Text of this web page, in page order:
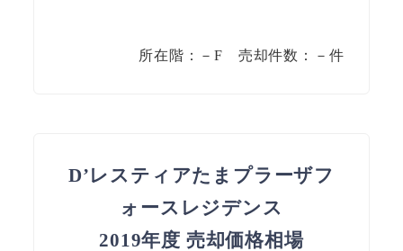
所在階：－F 売却件数：－件
D’レスティアたまプラーザフ
ォースレジデンス
2019年度 売却価格相場